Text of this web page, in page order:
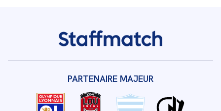
PARTENAIRE MAJEUR